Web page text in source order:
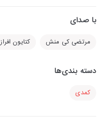
با صدای
مرتضی کی منش کتایون
دسته بندی‌ها
کمدی